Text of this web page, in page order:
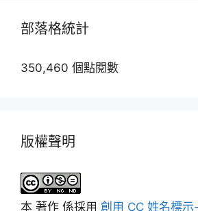
部落格統計
350,460 個點閱數
版權聲明
本 著作 係採用 創用 CC 姓名標